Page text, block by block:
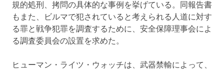
規的処刑、拷問の具体的な事例を挙げている。同報告書
もまた、ビルマで犯されていると考えられる人道に対す
る罪と戦争犯罪を調査するために、安全保障理事会によ
る調査委員会の設置を求めた。
ヒューマン・ライツ・ウォッチは、武器禁輸によって、